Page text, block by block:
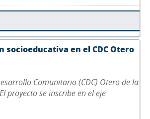
en el CDC Otero
Comunitario (CDC) Otero de la
proyecto se inscribe en el eje